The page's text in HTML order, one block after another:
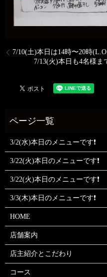
7/10(土)本日は14時〜20時(L.O
7/13(火)本日も4名様ま
3/2(水)本日のメニューです❗
3/22(火)本日のメニューです❗
3/22(火)本日のメニューです❗
3/3(木)本日のメニューです❗
HOME
店舗案内
店主紹介とこだわり
コース